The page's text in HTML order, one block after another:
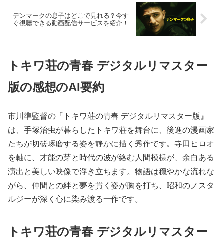
デンマークの息子はどこで見れる？今す
ぐ視聴できる動画配信サービスを紹介！
トキワ荘の青春 デジタルリマスター
版の感想のAI要約
市川準監督の『トキワ荘の青春 デジタルリマスター版』
は、手塚治虫が暮らしたトキワ荘を舞台に、後進の漫画家
たちが切磋琢磨する姿を静かに描く秀作です。寺田ヒロオ
を軸に、才能の芽と時代の波が絡む人間模様が、余白ある
演出と美しい映像で浮き立ちます。物語は穏やかな流れな
がら、仲間との絆と夢を貫く姿が胸を打ち、昭和のノスタ
ルジーが深く心に染み渡る一作です。
トキワ荘の青春 デジタルリマスター